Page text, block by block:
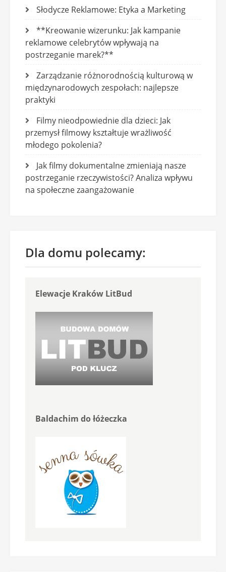
Słodycze Reklamowe: Etyka a Marketing
**Kreowanie wizerunku: Jak kampanie
reklamowe celebrytów wpływają na
postrzeganie marek?**
Zarządzanie różnorodnością kulturową w
międzynarodowych zespołach: najlepsze
praktyki
Filmy nieodpowiednie dla dzieci: Jak
przemysł filmowy kształtuje wrażliwość
młodego pokolenia?
Jak filmy dokumentalne zmieniają nasze
postrzeganie rzeczywistości? Analiza wpływu
na społeczne zaangażowanie
Dla domu polecamy:
Elewacje Kraków LitBud
Baldachim do łóżeczka